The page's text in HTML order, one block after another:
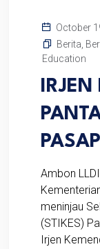
October
Berita
Education
IRJEN
Ambon
meninjau
(STIKES)
Irjen